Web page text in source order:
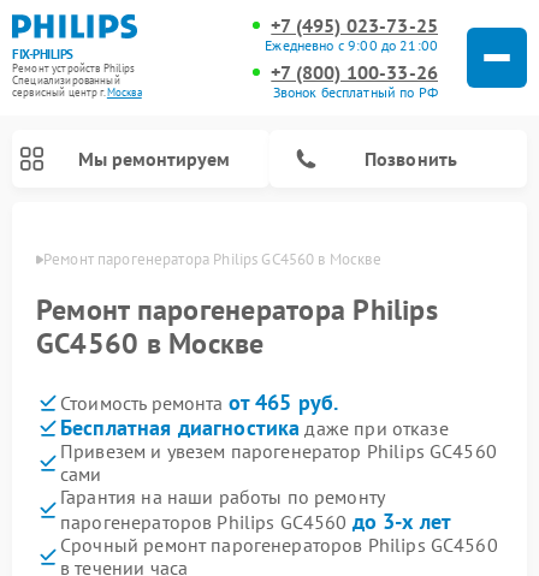
FIX-PHILIPS
Ремонт устройств Philips
Специализированный
cервисный центр г.Москва
+7 (495) 023-73-25
Ежедневно с 9:00 до 21:00
+7 (800) 100-33-26
Звонок бесплатный по РФ
Мы ремонтируем Позвонить
Ремонт парогенератора Philips GC4560 в Москве
Ремонт парогенератора Philips
GC4560 в Москве
Стоимость ремонта от 465 руб.
Бесплатная диагностика даже при отказе
Привезем и увезем парогенератор Philips GC4560
сами
Гарантия на наши работы по ремонту
парогенераторов Philips GC4560 до 3-х лет
Срочный ремонт парогенераторов Philips GC4560
в течении часа